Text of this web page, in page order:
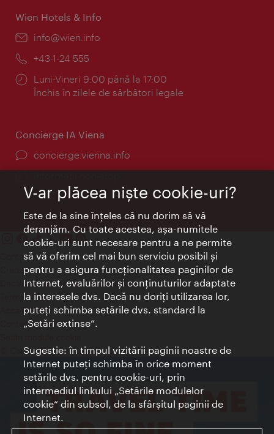
Wien Hotels & Info
E-
info@wien.info
Telefon:
+43-1-24 555
Program:
Luni-Vineri 9:00 până la 17:00
Închis în zilele de sărbători legale
Concierge IA Viena
concierge.vienna.info
Contact
Credits
Declaraţie privind protecţia datelor
Terms of Use
Accesibilitate
Contact presa
© Copyright Wien Tourismus
V-ar plăcea nişte cookie-uri?
Este de la sine înţeles că nu dorim să vă
deranjăm. Cu toate acestea, aşa-numitele
cookie-uri sunt necesare pentru a ne permite
să vă oferim cel mai bun serviciu posibil şi
pentru a asigura funcţionalitatea paginilor de
Internet, evaluărilor şi conţinuturilor adaptate
la interesele dvs. Dacă nu doriţi utilizarea lor,
puteţi schimba setările dvs. standard la
„Setări extinse“.
Sugestie: în timpul vizitării paginii noastre de
Internet puteţi schimba în orice moment
setările dvs. pentru cookie-uri, prin
intermediul linkului „Setările modulelor
cookie“ din subsol, de la sfârşitul paginii de
Internet.